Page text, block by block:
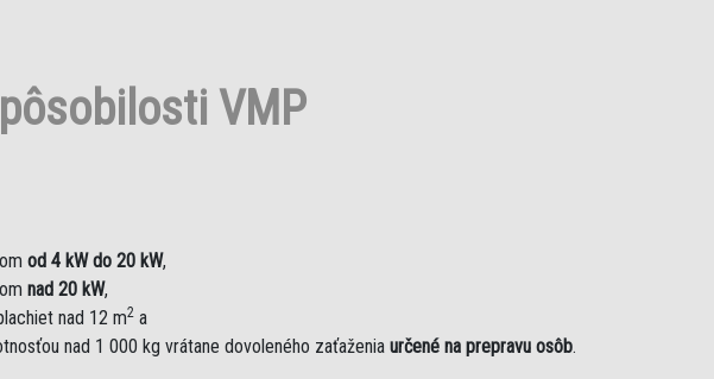
VMP
od 4 kW do 20 kW,
nad 20 kW,
nad 12 m2 a
nad 1 000 kg vrátane dovoleného zaťaženia určené na prepravu osôb.